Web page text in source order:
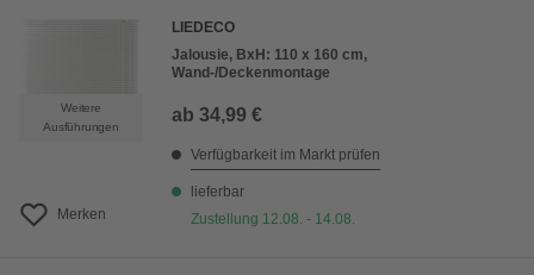
Weitere
Ausführungen
Merken
LIEDECO
Jalousie, BxH: 110 x 160 cm,
Wand-/Deckenmontage
ab 34,99 €
Verfügbarkeit im Markt prüfen
lieferbar
Zustellung 12.08. - 14.08.